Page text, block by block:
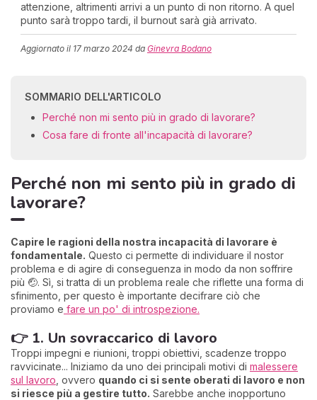
attenzione, altrimenti arrivi a un punto di non ritorno. A quel
punto sarà troppo tardi, il burnout sarà già arrivato.
Aggiornato il 17 marzo 2024 da Ginevra Bodano
SOMMARIO DELL'ARTICOLO
Perché non mi sento più in grado di lavorare?
Cosa fare di fronte all'incapacità di lavorare?
Perché non mi sento più in grado di
lavorare?
Capire le ragioni della nostra incapacità di lavorare è
fondamentale. Questo ci permette di individuare il nostor
problema e di agire di conseguenza in modo da non soffrire
più 🤕. Sì, si tratta di un problema reale che riflette una forma di
sfinimento, per questo è importante decifrare ciò che
proviamo e fare un po' di introspezione.
👉 1. Un sovraccarico di lavoro
Troppi impegni e riunioni, troppi obiettivi, scadenze troppo
ravvicinate... Iniziamo da uno dei principali motivi di malessere
sul lavoro , ovvero quando ci si sente oberati di lavoro e non
si riesce più a gestire tutto. Sarebbe anche inopportuno